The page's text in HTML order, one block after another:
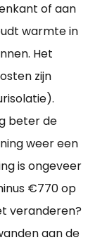
of aan
warmte in
Het
zijn
beter de
weer een
is ongeveer
€770 op
veranderen?
aan de